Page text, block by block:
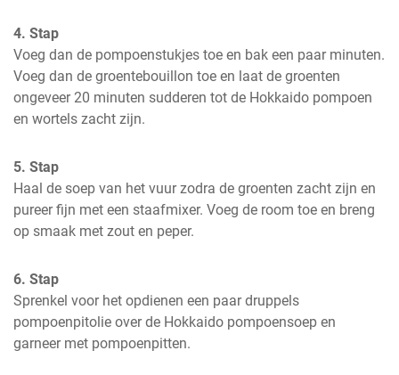
4. Stap
Voeg dan de pompoenstukjes toe en bak een paar minuten.
Voeg dan de groentebouillon toe en laat de groenten
ongeveer 20 minuten sudderen tot de Hokkaido pompoen
en wortels zacht zijn.
5. Stap
Haal de soep van het vuur zodra de groenten zacht zijn en
pureer fijn met een staafmixer. Voeg de room toe en breng
op smaak met zout en peper.
6. Stap
Sprenkel voor het opdienen een paar druppels
pompoenpitolie over de Hokkaido pompoensoep en
garneer met pompoenpitten.